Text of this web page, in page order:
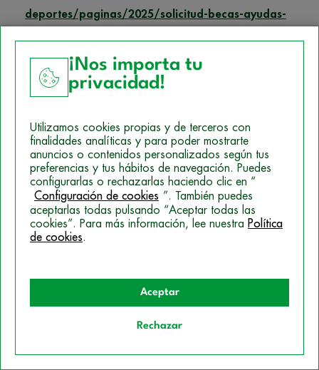
deportes/paginas/2025/solicitud-becas-ayudas-
Real Decreto 163/2025, de 4 de marzo, por el que se
establecen los umbrales de renta y patrimonio familiar y
curso 2025-2026, y se modifica parcialmente el Real
Decreto 1721/2007, de 21 de diciembre, por el que se
establece el régimen de las becas y ayudas al estudio
personalizadas. Boletín Oficial del Estado, 55,
marzo de 2025.
https://boe.es/boe/dias/2025/03/05/pdfs/BOE-A-
¡Nos importa tu
privacidad!
Utilizamos cookies propias y de terceros con
finalidades analíticas y para poder mostrarte
anuncios o contenidos personalizados según tus
preferencias y tus hábitos de navegación. Puedes
configurarlas o rechazarlas haciendo clic en “
Configuración de cookies ”. También puedes
aceptarlas todas pulsando “Aceptar todas las
cookies”. Para más información, lee nuestra Política
de cookies.
Aceptar
Rechazar